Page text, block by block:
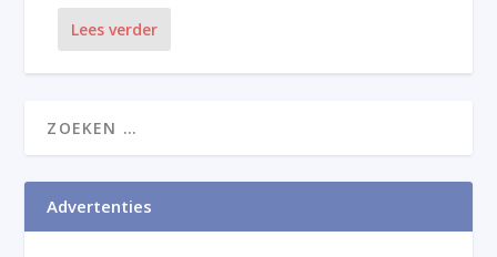
Lees verder
Advertenties